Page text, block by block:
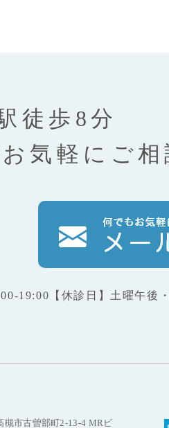
徒歩8分
お気軽にご相
19:00 【休診日】土曜午後
槻市古曽部町2-13-4 MRビ